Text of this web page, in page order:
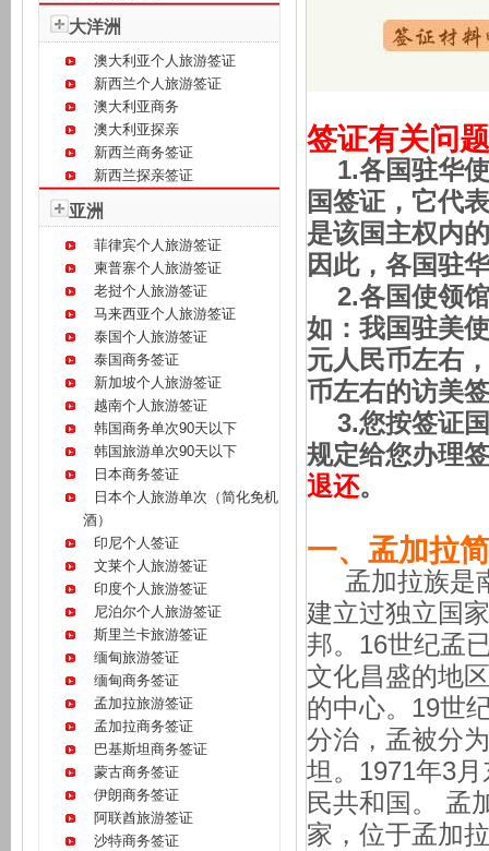
大洋洲
澳大利亚个人旅游签证
新西兰个人旅游签证
澳大利亚商务
澳大利亚探亲
新西兰商务签证
新西兰探亲签证
亚洲
菲律宾个人旅游签证
柬普寨个人旅游签证
老挝个人旅游签证
马来西亚个人旅游签证
泰国个人旅游签证
泰国商务签证
新加坡个人旅游签证
越南个人旅游签证
韩国商务单次90天以下
韩国旅游单次90天以下
日本商务签证
日本个人旅游单次（简化免机
酒）
印尼个人签证
文莱个人旅游签证
印度个人旅游签证
尼泊尔个人旅游签证
斯里兰卡旅游签证
缅甸旅游签证
缅甸商务签证
孟加拉旅游签证
孟加拉商务签证
巴基斯坦商务签证
蒙古商务签证
伊朗商务签证
阿联酋旅游签证
沙特商务签证
签证有关问
1.各国驻华使
国签证，它代
是该国主权内
因此，各国驻
2.各国使领馆
如：我国驻美
元人民币左右
币左右的访美
3.您按签证国
规定给您办理
退还。
一、孟加拉
孟加拉族是
建立过独立国
邦。16世纪孟
文化昌盛的地
的中心。19世
分治，孟被分
坦。1971年3
民共和国。 孟
家，位于孟加